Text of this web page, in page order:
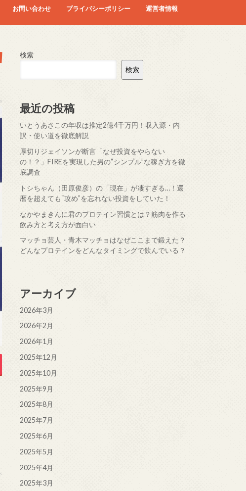
お問い合わせ プライバシーポリシー 運営者情報
検索
検索
最近の投稿
いとうあさこの年収は推定2億4千万円！収入源・内
訳・使い道を徹底解説
厚切りジェイソンが断言「なぜ投資をやらない
の！？」FIREを実現した男の“シンプル”な稼ぎ方を徹
底調査
トシちゃん（田原俊彦）の「現在」が凄すぎる…！還
暦を超えても“攻め”を忘れない投資をしていた！
なかやまきんに君のプロテイン習慣とは？筋肉を作る
飲み方と考え方が面白い
マッチョ芸人・青木マッチョはなぜここまで鍛えた？
どんなプロテインをどんなタイミングで飲んでいる？
アーカイブ
2026年3月
2026年2月
2026年1月
2025年12月
2025年10月
2025年9月
2025年8月
2025年7月
2025年6月
2025年5月
2025年4月
2025年3月